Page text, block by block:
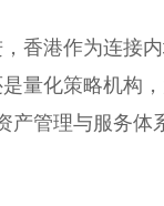
香港作为连接
量化策略机构
管理与服务体